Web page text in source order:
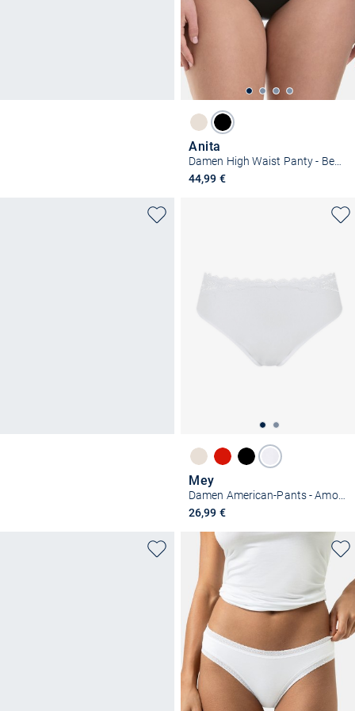
Anita
Damen High Waist Panty - Beauty Shaper
44,99 €
Mey
Damen American-Pants - Amorous
26,99 €